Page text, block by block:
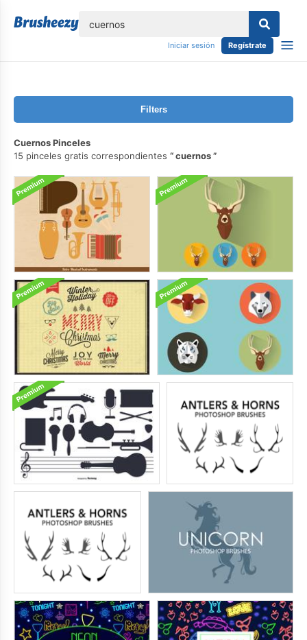
Iniciar sesión Regístrate
Filters
Cuernos Pinceles
15 pinceles gratis correspondientes
cuernos